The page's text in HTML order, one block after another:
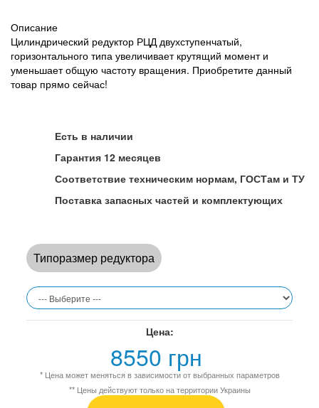
Описание
Цилиндрический редуктор РЦД двухступенчатый,
горизонтального типа увеличивает крутящий момент и
уменьшает общую частоту вращения. Приобретите данный
товар прямо сейчас!
Есть в наличии
Гарантия 12 месяцев
Соответствие техническим нормам, ГОСТам и ТУ
Поставка запасных частей и комплектующих
Типоразмер редуктора
Цена:
8550 грн
* Цена может меняться в зависимости от выбранных параметров
** Цены действуют только на территории Украины